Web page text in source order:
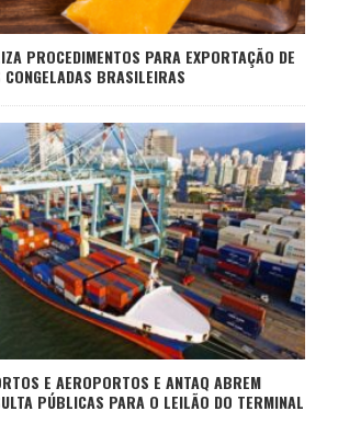
PROCEDIMENTOS PARA EXPORTAÇÃO DE
BRASILEIRAS
E AEROPORTOS E ANTAQ ABREM
PÚBLICAS PARA O LEILÃO DO TERMINAL